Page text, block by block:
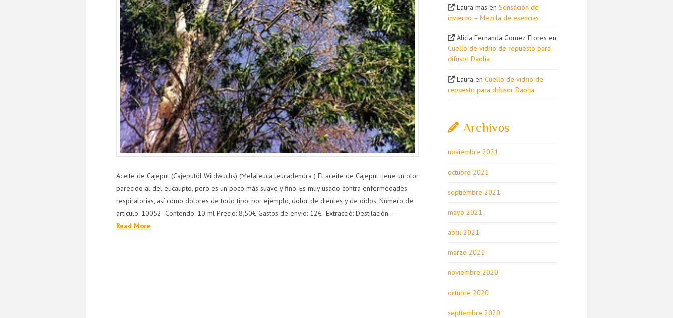
Aceite de Cajeput (Cajeputöl Wildwuchs) (Melaleuca leucadendra ) El aceite de Cajeput tiene un olor
parecido al del eucalipto, pero es un poco más suave y fino. Es muy usado contra enfermedades
respiratorias, así como dolores de todo tipo, por ejemplo, dolor de dientes y de oídos. Número de
artículo: 10052 Contendo: 10 ml Precio: 8,50€ Gastos de envío: 12€ Extracció: Destilación …
Read More
Laura mas en Sensación de
invierno – Mezcla de esencias
Alicia Fernanda Gomez Flores en
Cuello de vidrio de repuesto para
difusor Daolia
Laura en Cuello de vidrio de
repuesto para difusor Daolia
Archivos
noviembre 2021
octubre 2021
septiembre 2021
mayo 2021
abril 2021
marzo 2021
noviembre 2020
octubre 2020
septiembre 2020